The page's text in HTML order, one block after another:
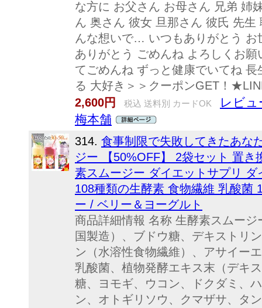
な方に お父さん お母さん 兄弟 姉
ん 奥さん 彼女 旦那さん 彼氏 先
んな想いで… いつもありがとう お
ありがとう ごめんね よろしくお
てごめんね ずっと健康でいてね
る 大好き＞＞クーポンGET！
2,600円
税込 送料別 カードOK
レビュ
梅本舗
314. 食事制限で失敗してきたあな
ジー 【50%OFF】 2袋セット 置
素スムージー ダイエットサプリ
108種類の生酵素 食物繊維 乳酸菌
ー / ベリー＆ヨーグルト
商品詳細情報 名称 生酵素スムー
国製造）、ブドウ糖、デキストリ
ン（水溶性食物繊維）、アサイー
乳酸菌、植物発酵エキス末（デキ
糖、ヨモギ、ウコン、ドクダミ、
ン、オトギリソウ、クマザサ、タ